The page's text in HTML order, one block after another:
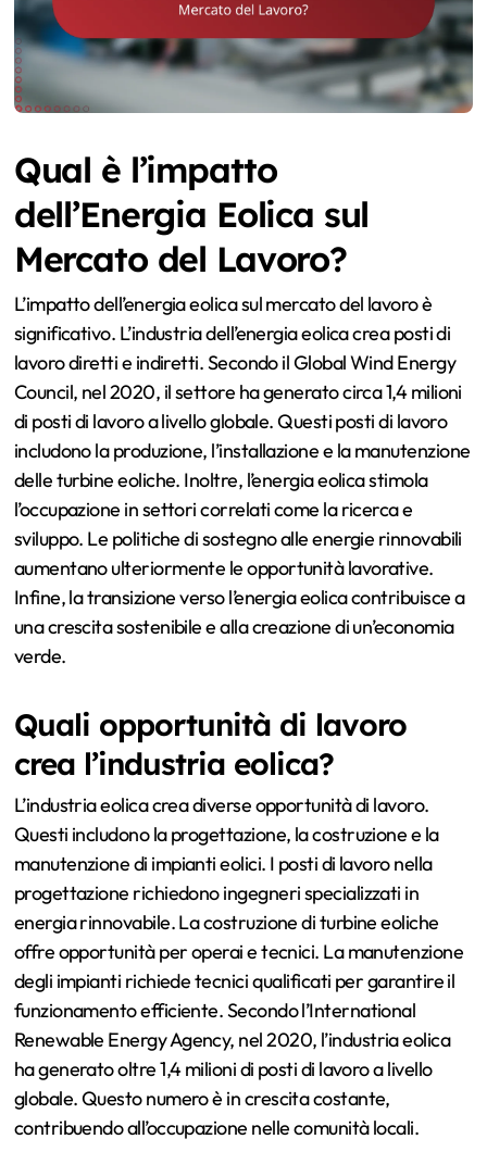
Qual è l’impatto
dell’Energia Eolica sul
Mercato del Lavoro?
L’impatto dell’energia eolica sul mercato del lavoro è
significativo. L’industria dell’energia eolica crea posti di
lavoro diretti e indiretti. Secondo il Global Wind Energy
Council, nel 2020, il settore ha generato circa 1,4 milioni
di posti di lavoro a livello globale. Questi posti di lavoro
includono la produzione, l’installazione e la manutenzione
delle turbine eoliche. Inoltre, l’energia eolica stimola
l’occupazione in settori correlati come la ricerca e
sviluppo. Le politiche di sostegno alle energie rinnovabili
aumentano ulteriormente le opportunità lavorative.
Infine, la transizione verso l’energia eolica contribuisce a
una crescita sostenibile e alla creazione di un’economia
verde.
Quali opportunità di lavoro
crea l’industria eolica?
L’industria eolica crea diverse opportunità di lavoro.
Questi includono la progettazione, la costruzione e la
manutenzione di impianti eolici. I posti di lavoro nella
progettazione richiedono ingegneri specializzati in
energia rinnovabile. La costruzione di turbine eoliche
offre opportunità per operai e tecnici. La manutenzione
degli impianti richiede tecnici qualificati per garantire il
funzionamento efficiente. Secondo l’International
Renewable Energy Agency, nel 2020, l’industria eolica
ha generato oltre 1,4 milioni di posti di lavoro a livello
globale. Questo numero è in crescita costante,
contribuendo all’occupazione nelle comunità locali.